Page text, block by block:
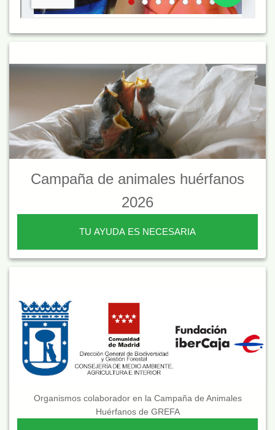
Campaña de animales huérfanos
2026
TU AYUDA ES NECESARIA
Organismos colaborador en la Campaña de Animales
Huérfanos de GREFA